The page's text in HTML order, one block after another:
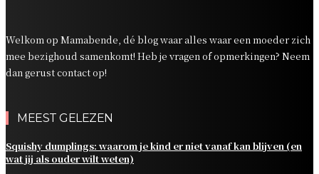
Welkom op Mamabende, dé blog waar alles waar een moeder zich
mee bezighoud samenkomt! Heb je vragen of opmerkingen? Neem
dan gerust contact op!
MEEST GELEZEN
Squishy dumplings: waarom je kind er niet vanaf kan blijven (en
wat jij als ouder wilt weten)